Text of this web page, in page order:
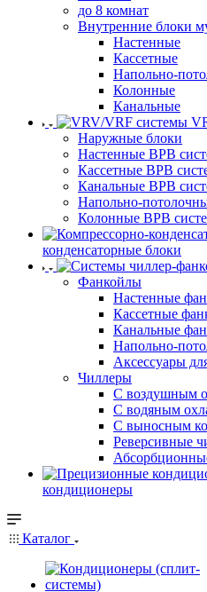
до 8 комнат
Внутренние блоки
Настенные
Кассетные
Напольно-
Колонные
Канальные
Наружные блоки
Настенные ВРВ
Кассетные ВРВ
Канальные ВРВ
Напольно-
Колонные ВРВ
конденсаторные блоки
Фанкойлы
Настенные
Кассетные
Канальные
Напольно-
Аксессуары
Чиллеры
С воздушным
С водяным
С выносным
Реверсивные
кондиционеры
Каталог